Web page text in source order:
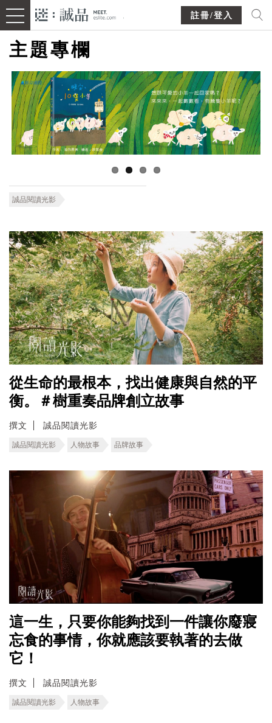
註冊/登入
主題專欄
誠品閱讀光影
從生命的最根本，找出健康與自然的平
衡。＃樹重奏品牌創立故事
撰文 誠品閱讀光影
誠品閱讀光影 人物故事 品牌故事
這一生，只要你能夠找到一件讓你廢寢
忘食的事情，你就應該要執著的去做
它！
撰文 誠品閱讀光影
誠品閱讀光影 人物故事